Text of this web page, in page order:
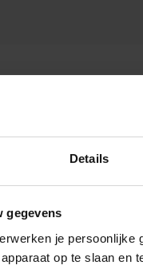
Details
gegevens
je persoonlijke
op te slaan en